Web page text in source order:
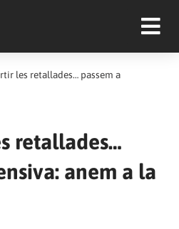
les retallades… passem a
retallades…
anem a la